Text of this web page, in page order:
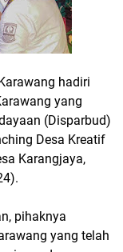
hadiri
yang
(Disparbud)
Desa Kreatif
Karangjaya,
pihaknya
yang telah